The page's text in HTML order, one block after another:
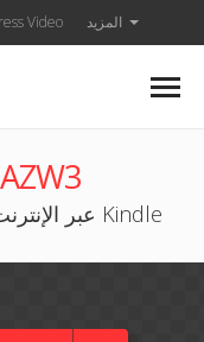
Video المزيد
محول ABW إلى AZW3
حوّل ABW إلى AZW3 عبر الإنترنت — صيغة Kindle